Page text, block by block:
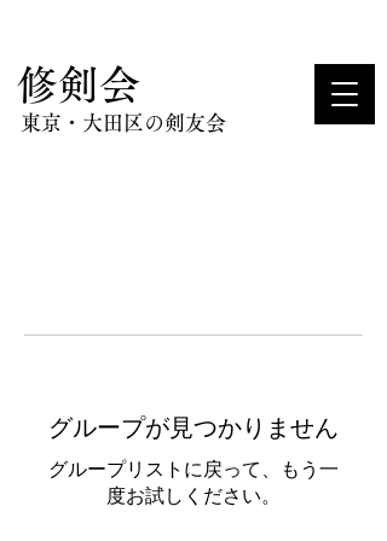
​修剣会
東京・大田区の剣友会
グループが見つかりません
グループリストに戻って、もう一
度お試しください。